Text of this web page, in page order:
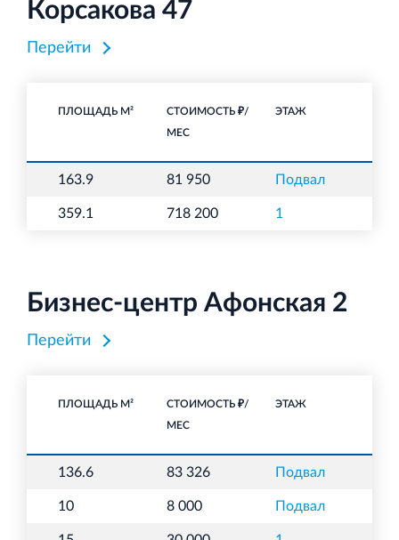
Корсакова 47
Перейти
ПЛОЩАДЬ М²
СТОИМОСТЬ ₽/
МЕС
ЭТАЖ
163.9 81 950 Подвал
359.1 718 200 1
Бизнес-центр Афонская 2
Перейти
ПЛОЩАДЬ М²
СТОИМОСТЬ ₽/
МЕС
ЭТАЖ
136.6 83 326 Подвал
10 8 000 Подвал